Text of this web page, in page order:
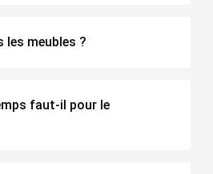
les meubles ?
faut-il pour le